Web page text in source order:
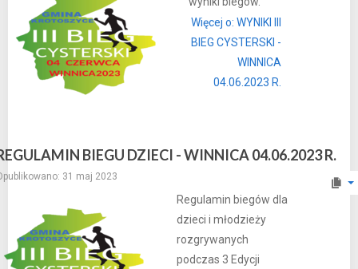
Więcej o: WYNIKI III
BIEG CYSTERSKI -
WINNICA
04.06.2023 R.
BIEGU DZIECI - WINNICA 04.06.2023 R.
31 maj 2023
Regulamin biegów dla
dzieci i młodzieży
rozgrywanych
podczas 3 Edycji